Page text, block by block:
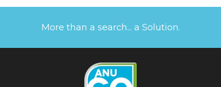
More than a search... a Solution.